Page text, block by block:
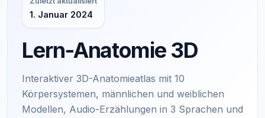
1. Januar 2024
Lern-Anatomie 3D
Interaktiver 3D-Anatomieatlas mit 10
Körpersystemen, männlichen und weiblichen
Modellen, Audio-Erzählungen in 3 Sprachen und